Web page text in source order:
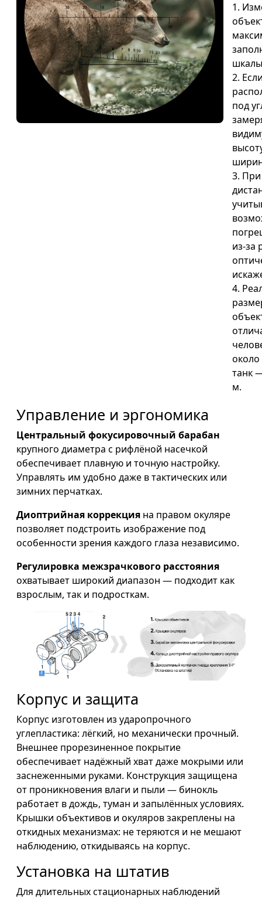
1.
2.
под
3.
из-за
4.
танк
м.
Управление и эргономика
Центральный фокусировочный барабан
крупного диаметра с рифлёной насечкой
обеспечивает плавную и точную настройку.
Управлять им удобно даже в тактических или
зимних перчатках.
Диоптрийная коррекция на правом окуляре
позволяет подстроить изображение под
особенности зрения каждого глаза независимо.
Регулировка межзрачкового расстояния
охватывает широкий диапазон — подходит как
взрослым, так и подросткам.
Корпус и защита
Корпус изготовлен из ударопрочного
углепластика: лёгкий, но механически прочный.
Внешнее прорезиненное покрытие
обеспечивает надёжный хват даже мокрыми или
заснеженными руками. Конструкция защищена
от проникновения влаги и пыли — бинокль
работает в дождь, туман и запылённых условиях.
Крышки объективов и окуляров закреплены на
откидных механизмах: не теряются и не мешают
наблюдению, откидываясь на корпус.
Установка на штатив
Для длительных стационарных наблюдений